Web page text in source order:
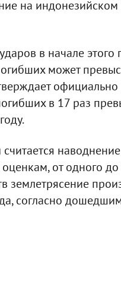
на индонезийском
в начале этого
может
официально
в 17 раз
от одного
землетрясение
согласно